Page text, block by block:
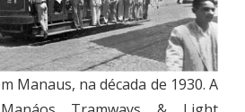
Manaus, na década de 1930. A